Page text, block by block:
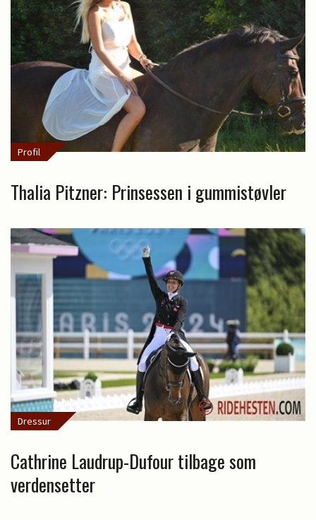
Profil
Thalia Pitzner: Prinsessen i gummistøvler
Dressur
Cathrine Laudrup-Dufour tilbage som
verdensetter